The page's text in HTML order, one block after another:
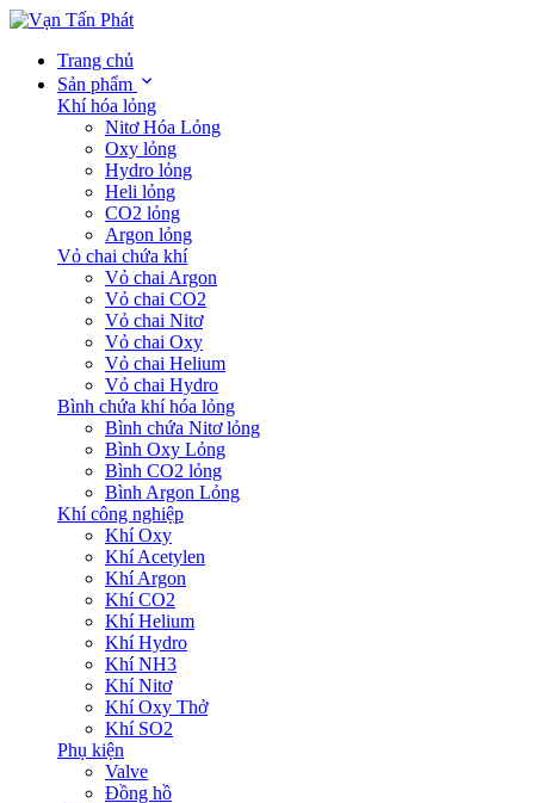
Trang chủ
Sản phẩm
Khí hóa lỏng
Nitơ Hóa Lỏng
Oxy lỏng
Hydro lỏng
Heli lỏng
CO2 lỏng
Argon lỏng
Vỏ chai chứa khí
Vỏ chai Argon
Vỏ chai CO2
Vỏ chai Nitơ
Vỏ chai Oxy
Vỏ chai Helium
Vỏ chai Hydro
Bình chứa khí hóa lỏng
Bình chứa Nitơ lỏng
Bình Oxy Lỏng
Bình CO2 lỏng
Bình Argon Lỏng
Khí công nghiệp
Khí Oxy
Khí Acetylen
Khí Argon
Khí CO2
Khí Helium
Khí Hydro
Khí NH3
Khí Nitơ
Khí Oxy Thở
Khí SO2
Phụ kiện
Valve
Đồng hồ